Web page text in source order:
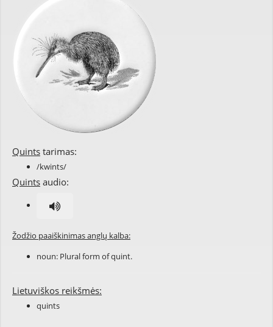
Quints tarimas:
/kwints/
Quints audio:
Žodžio paaiškinimas anglų kalba:
noun: Plural form ofquint.
Lietuviškos reikšmės:
quints